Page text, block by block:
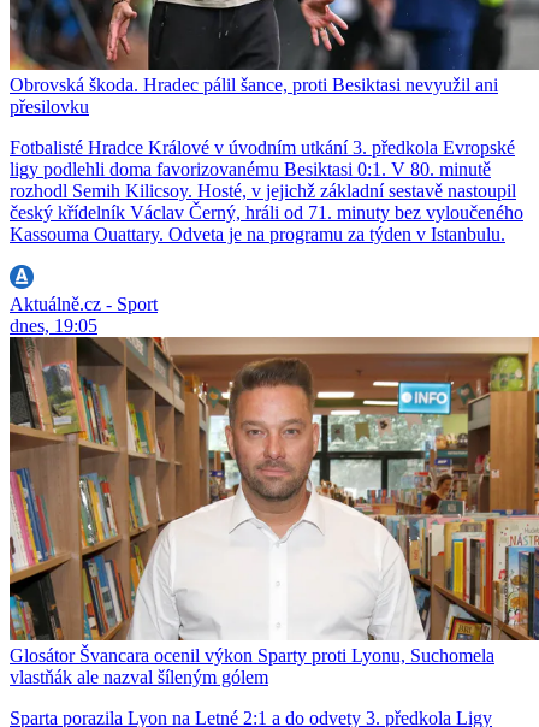
Obrovská škoda. Hradec pálil šance, proti Besiktasi nevyužil ani
přesilovku
Fotbalisté Hradce Králové v úvodním utkání 3. předkola Evropské
ligy podlehli doma favorizovanému Besiktasi 0:1. V 80. minutě
rozhodl Semih Kilicsoy. Hosté, v jejichž základní sestavě nastoupil
český křídelník Václav Černý, hráli od 71. minuty bez vyloučeného
Kassouma Ouattary. Odveta je na programu za týden v Istanbulu.
Aktuálně.cz - Sport
dnes, 19:05
Glosátor Švancara ocenil výkon Sparty proti Lyonu, Suchomela
vlastňák ale nazval šíleným gólem
Sparta porazila Lyon na Letné 2:1 a do odvety 3. předkola Ligy